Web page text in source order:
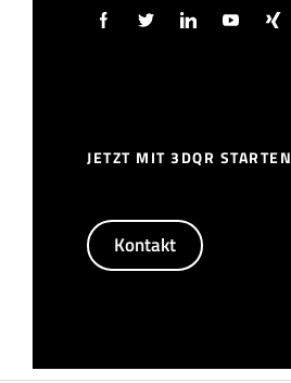
JETZT MIT 3DQR STARTEN
Kontakt